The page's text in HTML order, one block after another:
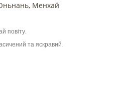
Менхай
повіту.
та яскравий.